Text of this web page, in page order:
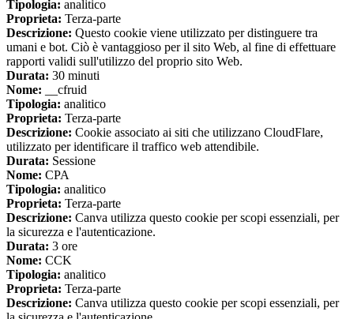
Tipologia: analitico
Proprieta: Terza-parte
Descrizione: Questo cookie viene utilizzato per distinguere tra
umani e bot. Ciò è vantaggioso per il sito Web, al fine di effettuare
rapporti validi sull'utilizzo del proprio sito Web.
Durata: 30 minuti
Nome: __cfruid
Tipologia: analitico
Proprieta: Terza-parte
Descrizione: Cookie associato ai siti che utilizzano CloudFlare,
utilizzato per identificare il traffico web attendibile.
Durata: Sessione
Nome: CPA
Tipologia: analitico
Proprieta: Terza-parte
Descrizione: Canva utilizza questo cookie per scopi essenziali, per
la sicurezza e l'autenticazione.
Durata: 3 ore
Nome: CCK
Tipologia: analitico
Proprieta: Terza-parte
Descrizione: Canva utilizza questo cookie per scopi essenziali, per